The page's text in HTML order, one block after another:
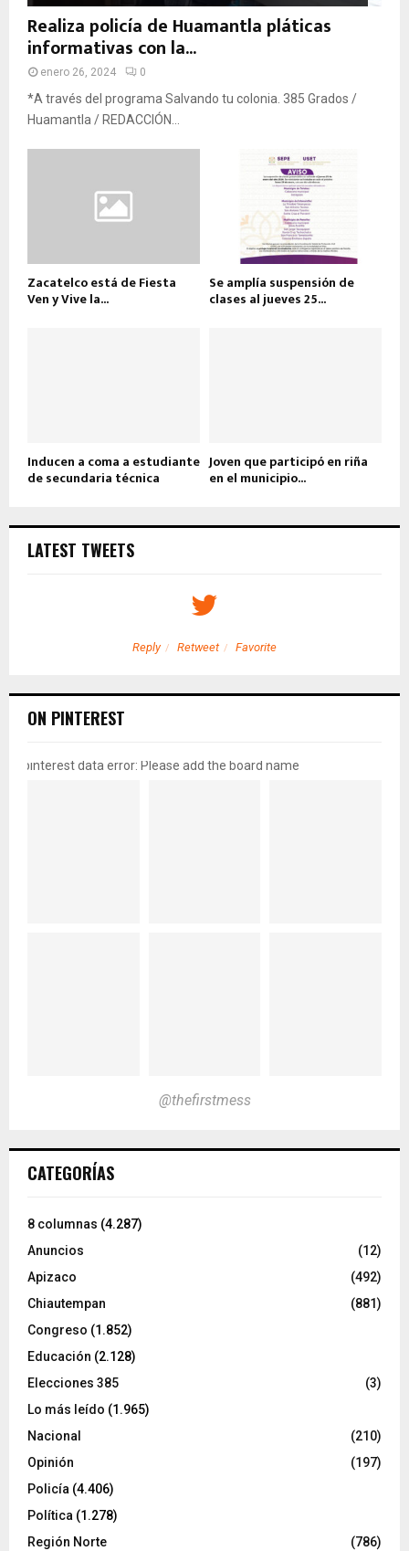
Realiza policía de Huamantla pláticas
informativas con la...
enero 26, 2024 0
*A través del programa Salvando tu colonia. 385 Grados /
Huamantla / REDACCIÓN...
Zacatelco está de Fiesta
Ven y Vive la...
Se amplía suspensión de
clases al jueves 25...
Inducen a coma a estudiante
de secundaria técnica
Joven que participó en riña
en el municipio...
LATEST TWEETS
Reply Retweet Favorite
ON PINTEREST
pinterest data error: Please add the board name
@thefirstmess
CATEGORÍAS
8 columnas (4.287)
Anuncios
(12)
Apizaco
(492)
Chiautempan
(881)
Congreso (1.852)
Educación (2.128)
Elecciones 385
(3)
Lo más leído (1.965)
Nacional
(210)
Opinión
(197)
Policía (4.406)
Política (1.278)
Región Norte
(786)